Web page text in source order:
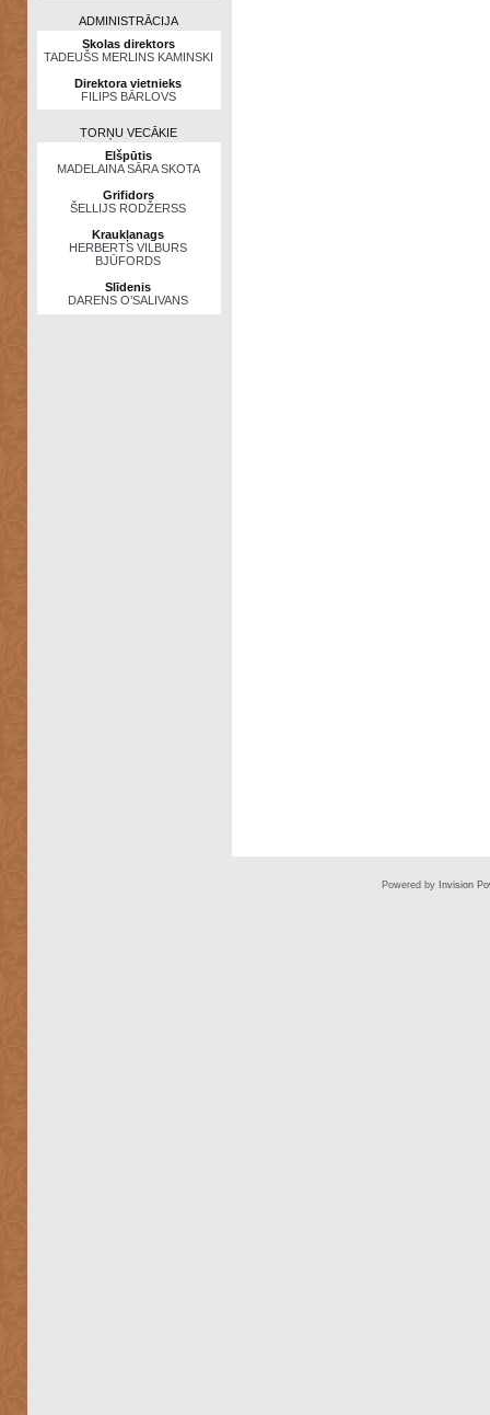
ADMINISTRĀCIJA
Skolas direktors
TADEUŠS MERLINS KAMINSKI
Direktora vietnieks
FILIPS BĀRLOVS
TORŅU VECĀKIE
Elšpūtis
MADELAINA SĀRA SKOTA
Grifidors
ŠELLIJS RODŽERSS
Kraukļanags
HERBERTS VILBURS
BJŪFORDS
Slīdenis
DARENS O’SALIVANS
Powered by Invision